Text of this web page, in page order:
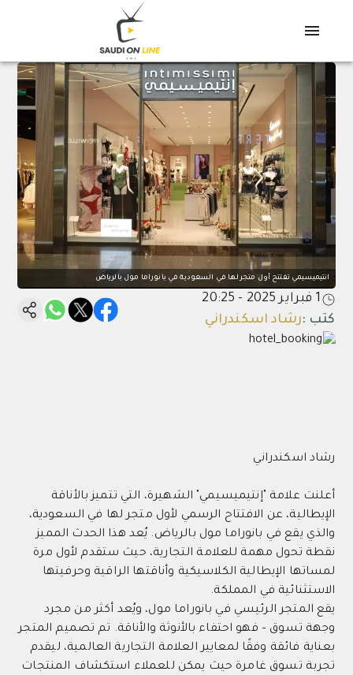
انتيميسيمي تفتتح أول متجر لها في السعودية في بانوراما مول بالرياض
1 فبراير 2025 - 20:25
كتب :رشاد اسكندراني
رشاد اسكندراني
أعلنت علامة "إنتيميسيمي" الشهيرة، التي تتميز بالأناقة
الإيطالية، عن الافتتاح الرسمي لأول متجر لها في السعودية،
والذي يقع في بانوراما مول بالرياض. يُعد هذا الحدث المميز
نقطة تحول مهمة للعلامة التجارية، حيث ستقدم لأول مرة
لمساتها الإيطالية الكلاسيكية وأناقتها الراقية وحرفيتها
الاستثنائية في المملكة.
يقع المتجر الرئيسي في بانوراما مول، ويُعد أكثر من مجرد
وجهة تسوق – فهو احتفاء بالأنوثة والأناقة. تم تصميم المتجر
بعناية فائقة وفقًا لمعايير العلامة التجارية العالمية، ليقدم
تجربة تسوق غامرة حيث يمكن للعملاء استكشاف المنتجات